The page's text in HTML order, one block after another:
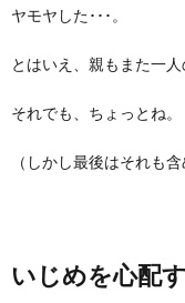
ヤモヤした･･･。
とはいえ、親もまた一人
それでも、ちょっとね。
（しかし最後はそれも
いじめを心配